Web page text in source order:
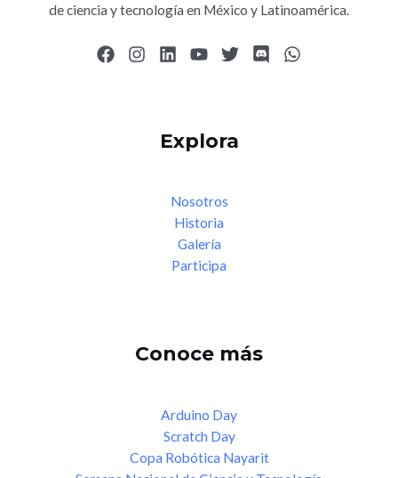
de ciencia y tecnología en México y Latinoamérica.
Explora
Nosotros
Historia
Galería
Participa
Conoce más
Arduino Day
Scratch Day
Copa Robótica Nayarit